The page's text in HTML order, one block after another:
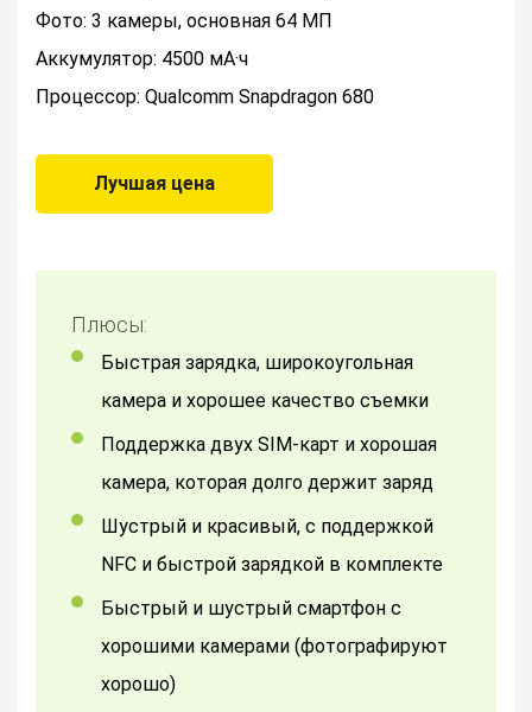
Фото: 3 камеры, основная 64 МП
Аккумулятор: 4500 мА·ч
Процессор: Qualcomm Snapdragon 680
Лучшая цена
Плюсы:
Быстрая зарядка, широкоугольная
камера и хорошее качество съемки
Поддержка двух SIM-карт и хорошая
камера, которая долго держит заряд
Шустрый и красивый, с поддержкой
NFC и быстрой зарядкой в комплекте
Быстрый и шустрый смартфон с
хорошими камерами (фотографируют
хорошо)